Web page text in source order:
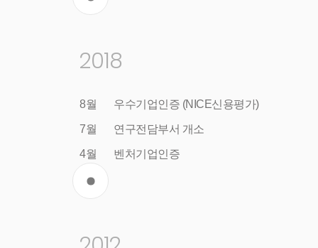
2018
8월 우수기업인증 (NICE신용평가)
7월 연구전담부서 개소
4월 벤처기업인증